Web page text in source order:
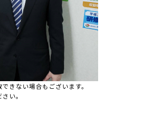
きない場合もございます。
い。